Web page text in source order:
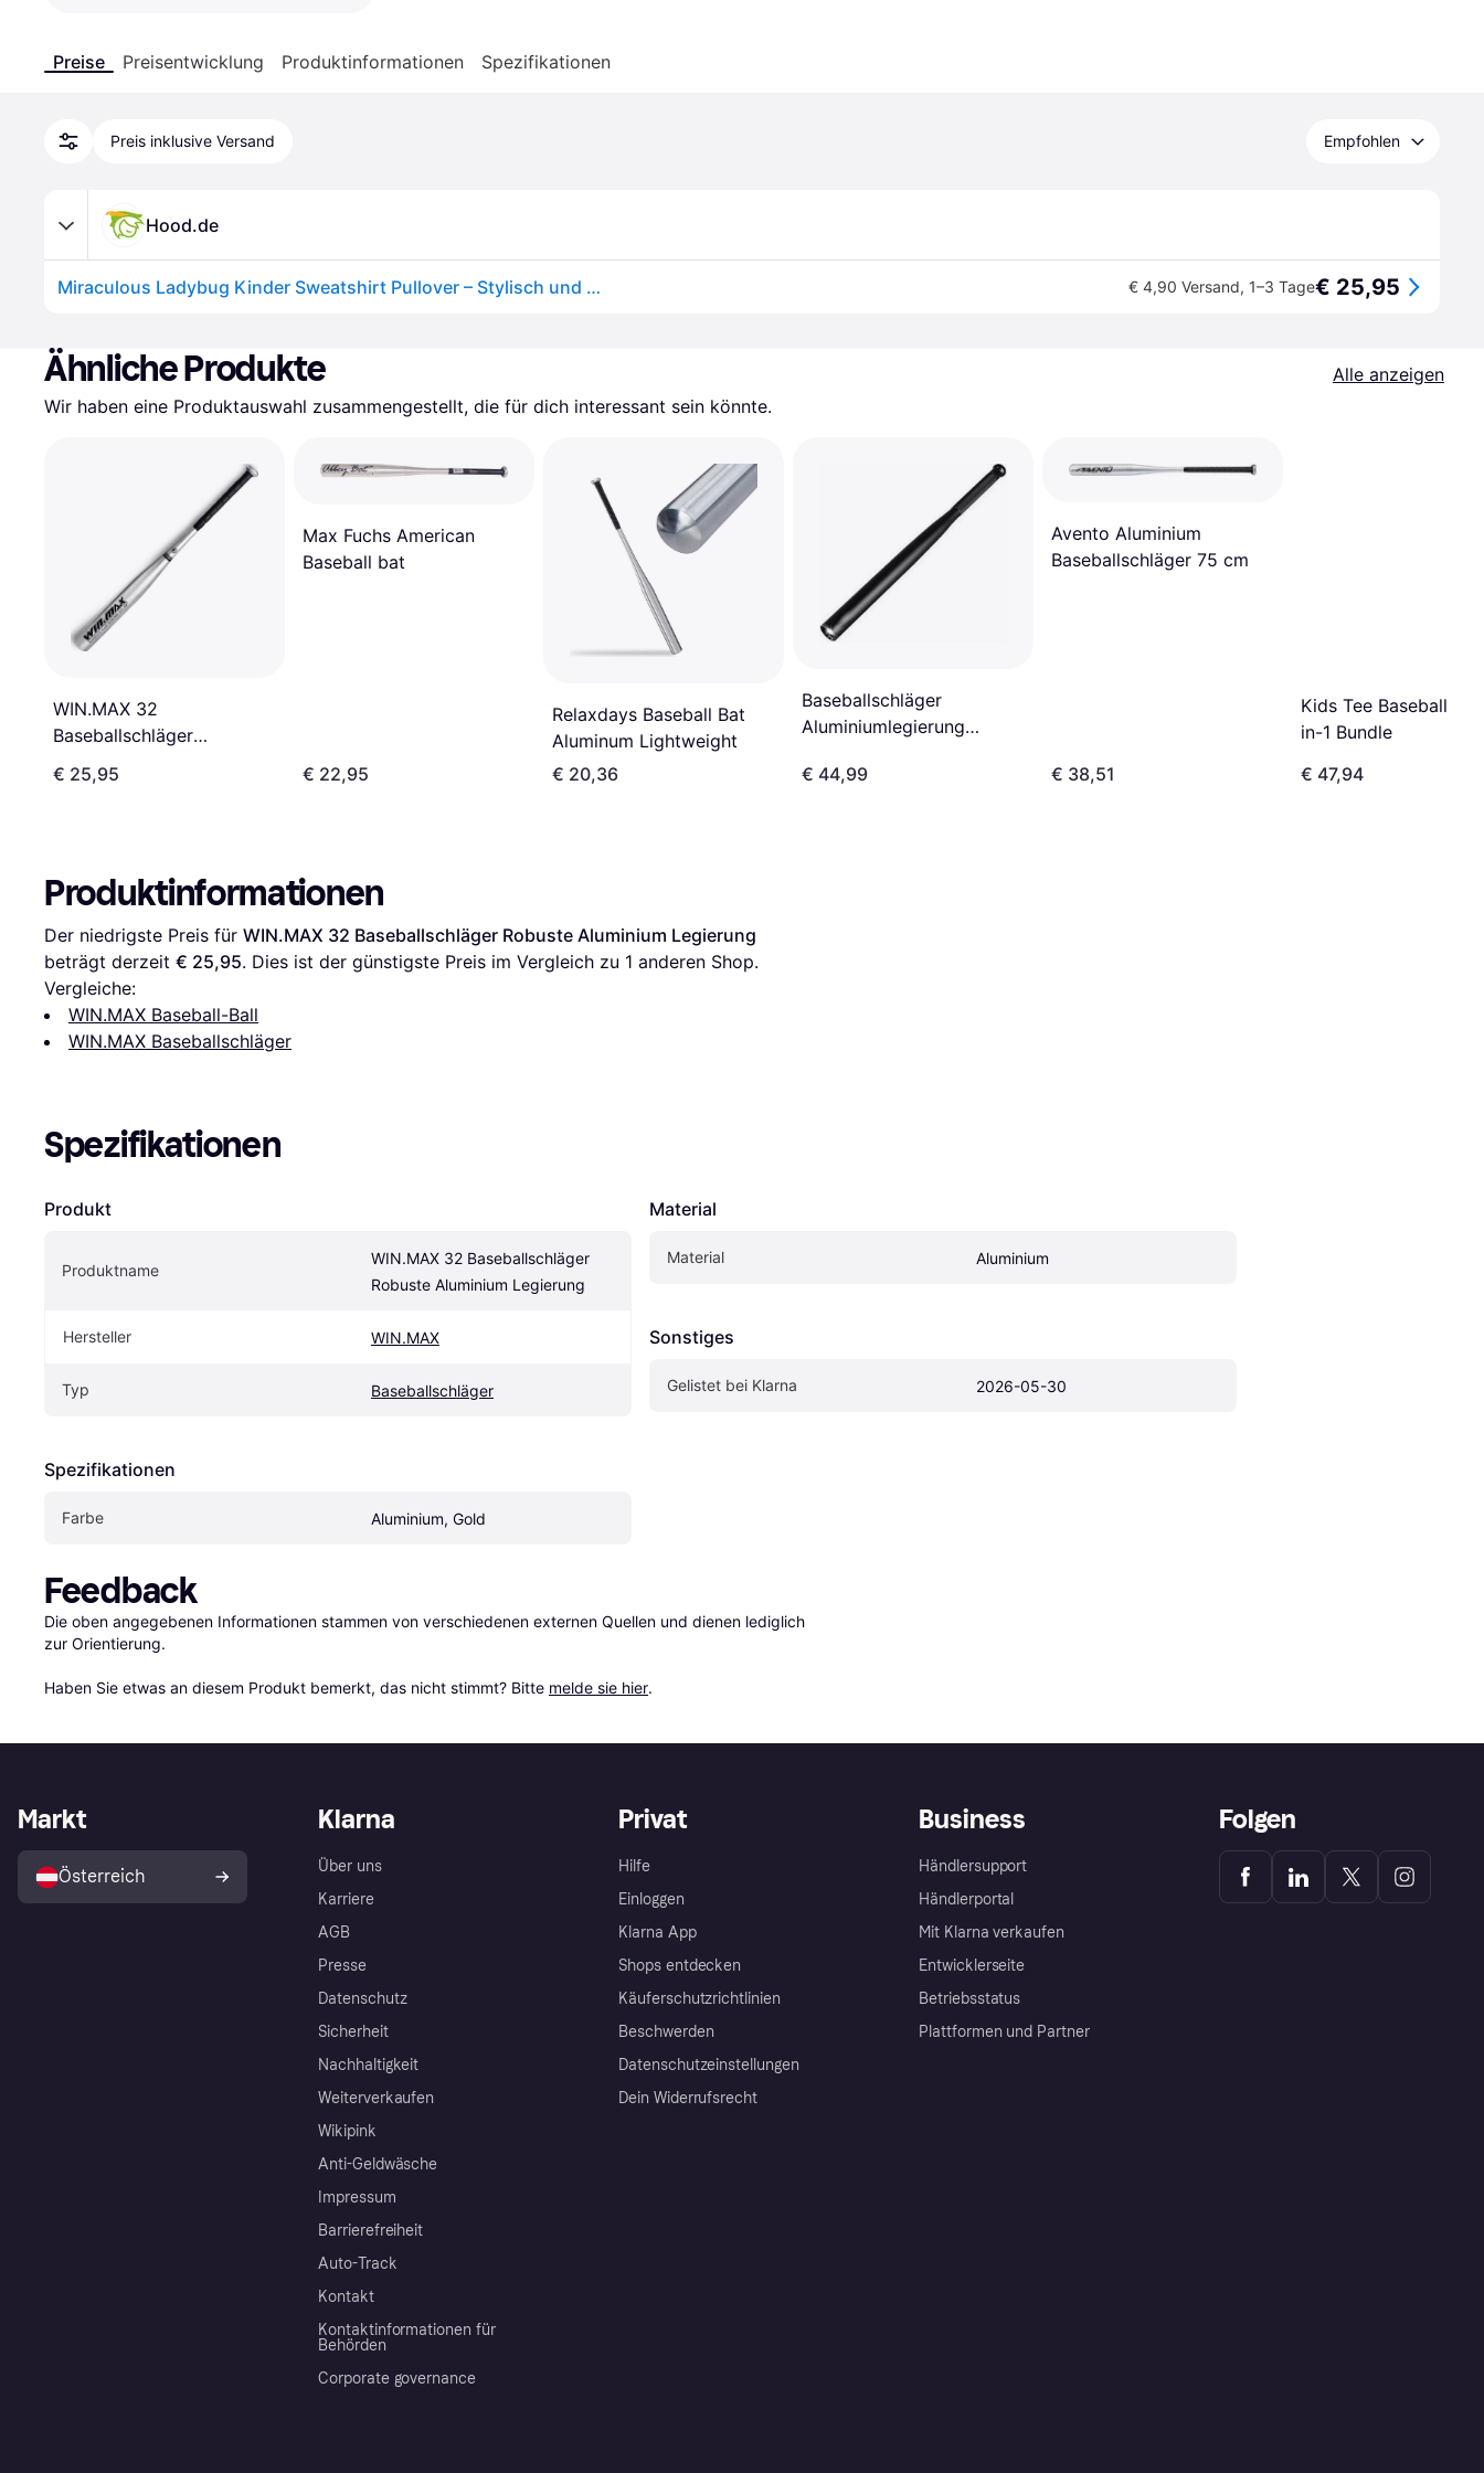
Preise Preisentwicklung Produktinformationen Spezifikationen
Preis inklusive Versand Empfohlen
Hood.de
Miraculous Ladybug Kinder Sweatshirt Pullover – Stylisch und Bequem € 4,90 Versand, 1–3 Tage€ 25,95
Ähnliche Produkte
Alle anzeigen
Wir haben eine Produktauswahl zusammengestellt, die für dich interessant sein könnte.
WIN.MAX 32
Baseballschläger
Aluminium Legierung
€ 25,95
Max Fuchs American
Baseball bat
€ 22,95
Relaxdays Baseball Bat
Aluminum Lightweight
€ 20,36
Baseballschläger
Aluminiumlegierung
Haltbarkeit
€ 44,99
Avento Aluminium
Baseballschläger 75 cm
€ 38,51
Kids Tee Baseball
in-1 Bundle
€ 47,94
Produktinformationen
Der niedrigste Preis für WIN.MAX 32 Baseballschläger Robuste Aluminium Legierung
beträgt derzeit € 25,95. Dies ist der günstigste Preis im Vergleich zu 1 anderen Shop.
Vergleiche:
WIN.MAX Baseball-Ball
WIN.MAX Baseballschläger
Spezifikationen
Produkt
Produktname
WIN.MAX 32 Baseballschläger
Robuste Aluminium Legierung
Hersteller WIN.MAX
Typ Baseballschläger
Spezifikationen
Farbe Aluminium, Gold
Material
Material Aluminium
Sonstiges
Gelistet bei Klarna 2026-05-30
Feedback
Die oben angegebenen Informationen stammen von verschiedenen externen Quellen und dienen lediglich
zur Orientierung.
Haben Sie etwas an diesem Produkt bemerkt, das nicht stimmt? Bitte melde sie hier.
Klarna
Über uns
Karriere
AGB
Presse
Datenschutz
Sicherheit
Nachhaltigkeit
Weiterverkaufen
Wikipink
Anti-Geldwäsche
Impressum
Barrierefreiheit
Auto-Track
Kontakt
Kontaktinformationen für
Behörden
Corporate governance
Privat
Hilfe
Einloggen
Klarna App
Shops entdecken
Käuferschutzrichtlinien
Beschwerden
Datenschutzeinstellungen
Dein Widerrufsrecht
Business
Händlersupport
Händlerportal
Mit Klarna verkaufen
Entwicklerseite
Betriebsstatus
Plattformen und Partner
Markt
Österreich
Folgen